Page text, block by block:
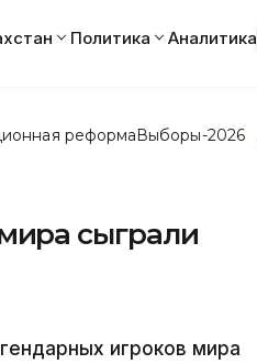
Политика Аналитика
реформаВыборы-2026
сыграли
игроков мира